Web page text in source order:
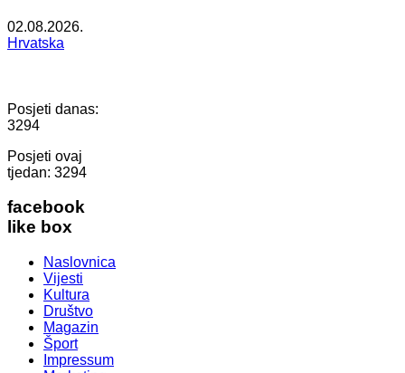
02.08.2026.
Hrvatska
Posjeti danas:
3294
Posjeti ovaj
tjedan: 3294
facebook
like box
Naslovnica
Vijesti
Kultura
Društvo
Magazin
Šport
Impressum